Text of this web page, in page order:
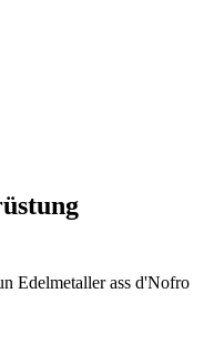
Edelmetaller ass d'Nofro